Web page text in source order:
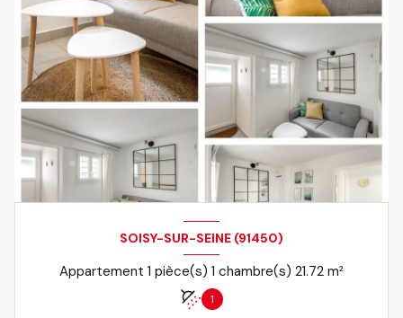
SOISY-SUR-SEINE (91450)
Appartement 1 pièce(s) 1 chambre(s) 21.72 m²
1